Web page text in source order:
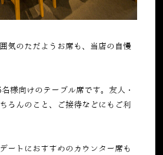
気のただようお席も、当店の自慢
名様向けのテーブル席です。友人・
ろんのこと、ご接待などにもご利
ートにおすすめのカウンター席も